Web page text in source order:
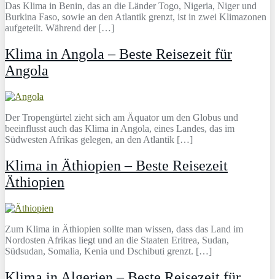
Das Klima in Benin, das an die Länder Togo, Nigeria, Niger und
Burkina Faso, sowie an den Atlantik grenzt, ist in zwei Klimazonen
aufgeteilt. Während der […]
Klima in Angola – Beste Reisezeit für
Angola
Der Tropengürtel zieht sich am Äquator um den Globus und
beeinflusst auch das Klima in Angola, eines Landes, das im
Südwesten Afrikas gelegen, an den Atlantik […]
Klima in Äthiopien – Beste Reisezeit
Äthiopien
Zum Klima in Äthiopien sollte man wissen, dass das Land im
Nordosten Afrikas liegt und an die Staaten Eritrea, Sudan,
Südsudan, Somalia, Kenia und Dschibuti grenzt. […]